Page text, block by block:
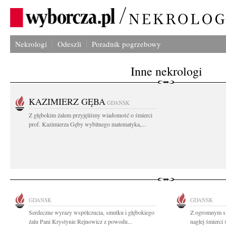
Nekrologi Odeszli Poradnik pogrzebowy
Inne nekrologi
KAZIMIERZ GĘBA GDAŃSK
Z głębokim żalem przyjęliśmy wiadomość o śmierci
prof. Kazimierza Gęby wybitnego matematyka,...
GDAŃSK
Serdeczne wyrazy współczucia, smutku i głębokiego
żalu Pani Krystynie Rejnowicz z powodu...
GDAŃSK
Z ogromnym
nagłej